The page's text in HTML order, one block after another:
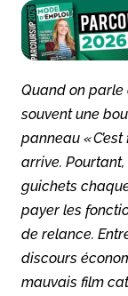
Quand on parle
souvent une
panneau «
arrive. Pourtant,
guichets
payer les
de relance.
discours
mauvais film